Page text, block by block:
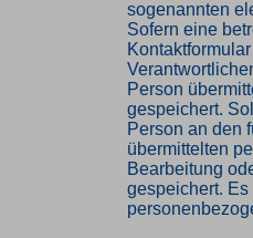
sogenannten
Sofern eine
Person
gespeichert.
Person an den
übermittelten
Bearbeitung
gespeichert.